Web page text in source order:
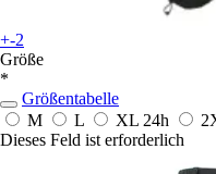
+-2
Größe
*
Größentabelle
M
L XL 24h
Dieses Feld ist erforderlich